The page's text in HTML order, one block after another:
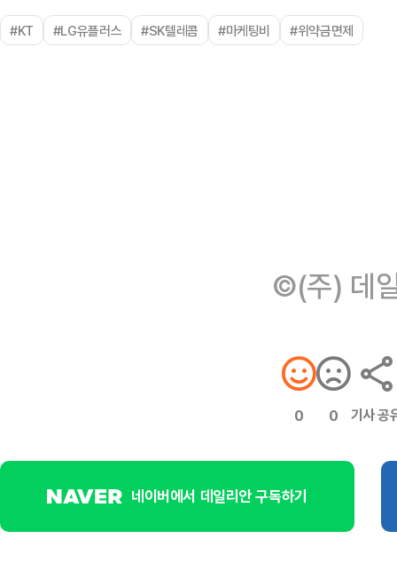
#KT #LG유플러스 #SK텔레콤 #마케팅비 #위약금면제
©(주) 데
0 0 기사 공
네이버에서 데일리안 구독하기